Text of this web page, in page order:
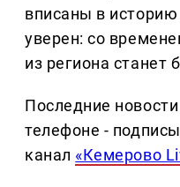
вписаны в
уверен: со
из региона станет
Последние
телефоне -
канал «Кемерово